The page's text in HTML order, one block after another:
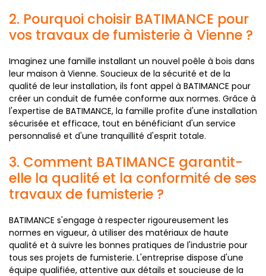
2. Pourquoi choisir BATIMANCE pour
vos travaux de fumisterie à Vienne ?
Imaginez une famille installant un nouvel poêle à bois dans
leur maison à Vienne. Soucieux de la sécurité et de la
qualité de leur installation, ils font appel à BATIMANCE pour
créer un conduit de fumée conforme aux normes. Grâce à
l'expertise de BATIMANCE, la famille profite d'une installation
sécurisée et efficace, tout en bénéficiant d'un service
personnalisé et d'une tranquillité d'esprit totale.
3. Comment BATIMANCE garantit-
elle la qualité et la conformité de ses
travaux de fumisterie ?
BATIMANCE s'engage à respecter rigoureusement les
normes en vigueur, à utiliser des matériaux de haute
qualité et à suivre les bonnes pratiques de l'industrie pour
tous ses projets de fumisterie. L'entreprise dispose d'une
équipe qualifiée, attentive aux détails et soucieuse de la